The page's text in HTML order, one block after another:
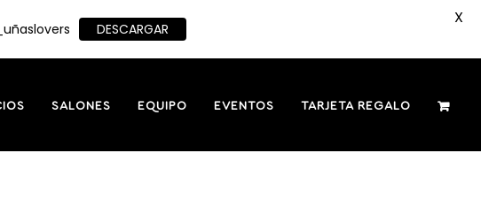
SALONES EQUIPO EVENTOS TARJETA REGALO
DESCARGAR
X